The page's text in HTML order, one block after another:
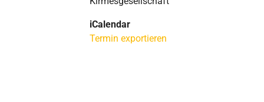
iCalendar
Termin exportieren